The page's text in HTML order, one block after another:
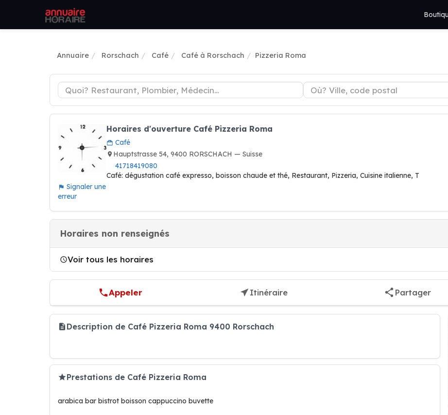
Annuaire Rorschach Café Café à Rorschach Pizzeria Roma
Signaler une
erreur
Horaires d'ouverture Café Pizzeria Roma
Café
Hauptstrasse 54, 9400 RORSCHACH — Suisse
41718419080
Café: dégustation café expresso, boisson chaude et thé, Restaurant, Pizzeria, Cuisine italienne, T
Horaires non renseignés
Voir tous les horaires
Appeler Itinéraire Partager
Description de Café Pizzeria Roma 9400 Rorschach
Prestations de Café Pizzeria Roma
arabica bar bistrot boisson cappuccino buvette